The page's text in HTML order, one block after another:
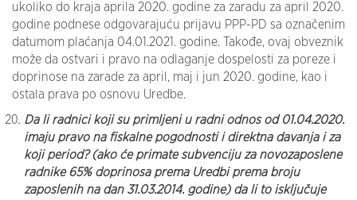
ukoliko do kraja aprila 2020. godine za zaradu za april 2020.
godine podnese odgovarajuću prijavu PPP-PD sa označenim
datumom plaćanja 04.01.2021. godine. Takođe, ovaj obveznik
može da ostvari i pravo na odlaganje dospelosti za poreze i
doprinose na zarade za april, maj i jun 2020. godine, kao i
ostala prava po osnovu Uredbe.
Da li radnici koji su primljeni u radni odnos od 01.04.2020.
imaju pravo na fiskalne pogodnosti i direktna davanja i za
koji period? (ako će primate subvenciju za novozaposlene
radnike 65% doprinosa prema Uredbi prema broju
zaposlenih na dan 31.03.2014. godine) da li to isključuje